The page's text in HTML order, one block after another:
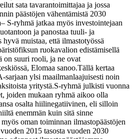
sata tavarantoimittajaa ja jossa
päästöjen vähentämistä 2030
– S-ryhmä jatkaa myös investointejaan
ja panostaa tuuli- ja
muistaa, että ilmastotyössä
ruokavalion edistämisellä
on suuri rooli, ja ne ovat
Elomaa sanoo.Tällä kertaa
ylsi maailmanlaajuisesti noin
yritystä.S-ryhmä julkisti vuonna
joiden mukaan ryhmä aikoo olla
osalta hiilinegatiivinen, eli silloin
enemmän kuin sitä sinne
oman toiminnan ilmastopäästöjen
2015 tasosta vuoden 2030